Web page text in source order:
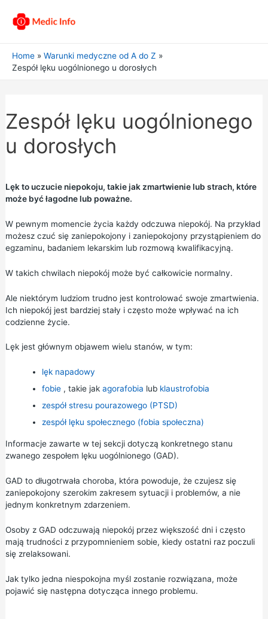
Home
Warunki medyczne od A do Z
Zespół lęku uogólnionego u dorosłych
Zespół lęku uogólnionego
u dorosłych
Lęk to uczucie niepokoju, takie jak zmartwienie lub strach, które
może być łagodne lub poważne.
W pewnym momencie życia każdy odczuwa niepokój. Na przykład
możesz czuć się zaniepokojony i zaniepokojony przystąpieniem do
egzaminu, badaniem lekarskim lub rozmową kwalifikacyjną.
W takich chwilach niepokój może być całkowicie normalny.
Ale niektórym ludziom trudno jest kontrolować swoje zmartwienia.
Ich niepokój jest bardziej stały i często może wpływać na ich
codzienne życie.
Lęk jest głównym objawem wielu stanów, w tym:
lęk napadowy
fobie, takie jak agorafobia lub klaustrofobia
zespół stresu pourazowego (PTSD)
zespół lęku społecznego (fobia społeczna)
Informacje zawarte w tej sekcji dotyczą konkretnego stanu
zwanego zespołem lęku uogólnionego (GAD).
GAD to długotrwała choroba, która powoduje, że czujesz się
zaniepokojony szerokim zakresem sytuacji i problemów, a nie
jednym konkretnym zdarzeniem.
Osoby z GAD odczuwają niepokój przez większość dni i często
mają trudności z przypomnieniem sobie, kiedy ostatni raz poczuli
się zrelaksowani.
Jak tylko jedna niespokojna myśl zostanie rozwiązana, może
pojawić się następna dotycząca innego problemu.